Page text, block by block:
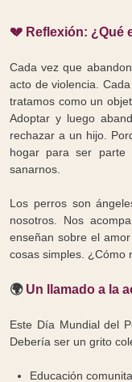
💔 Reflexión: ¿Qué
Cada vez que
acto de violencia.
tratamos como un
Adoptar y luego
rechazar a un hijo.
hogar para ser parte
sanarnos.
Los perros son
nosotros. Nos
enseñan sobre el
cosas simples. ¿Cómo
🌍 Un llamado a la
Este Día Mundial del
Debería ser un grito
Educación